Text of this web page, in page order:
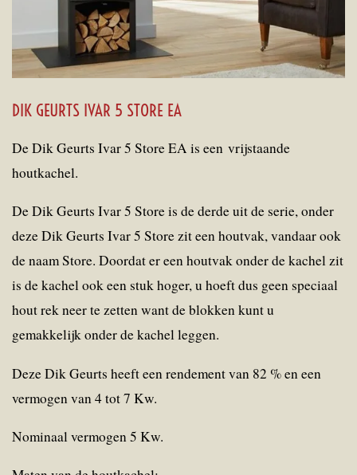
DIK GEURTS IVAR 5 STORE EA
De Dik Geurts Ivar 5 Store EA is een vrijstaande
houtkachel.
De Dik Geurts Ivar 5 Store is de derde uit de serie, onder
deze Dik Geurts Ivar 5 Store zit een houtvak, vandaar ook
de naam Store. Doordat er een houtvak onder de kachel zit
is de kachel ook een stuk hoger, u hoeft dus geen speciaal
hout rek neer te zetten want de blokken kunt u
gemakkelijk onder de kachel leggen.
Deze Dik Geurts heeft een rendement van 82 % en een
vermogen van 4 tot 7 Kw.
Nominaal vermogen 5 Kw.